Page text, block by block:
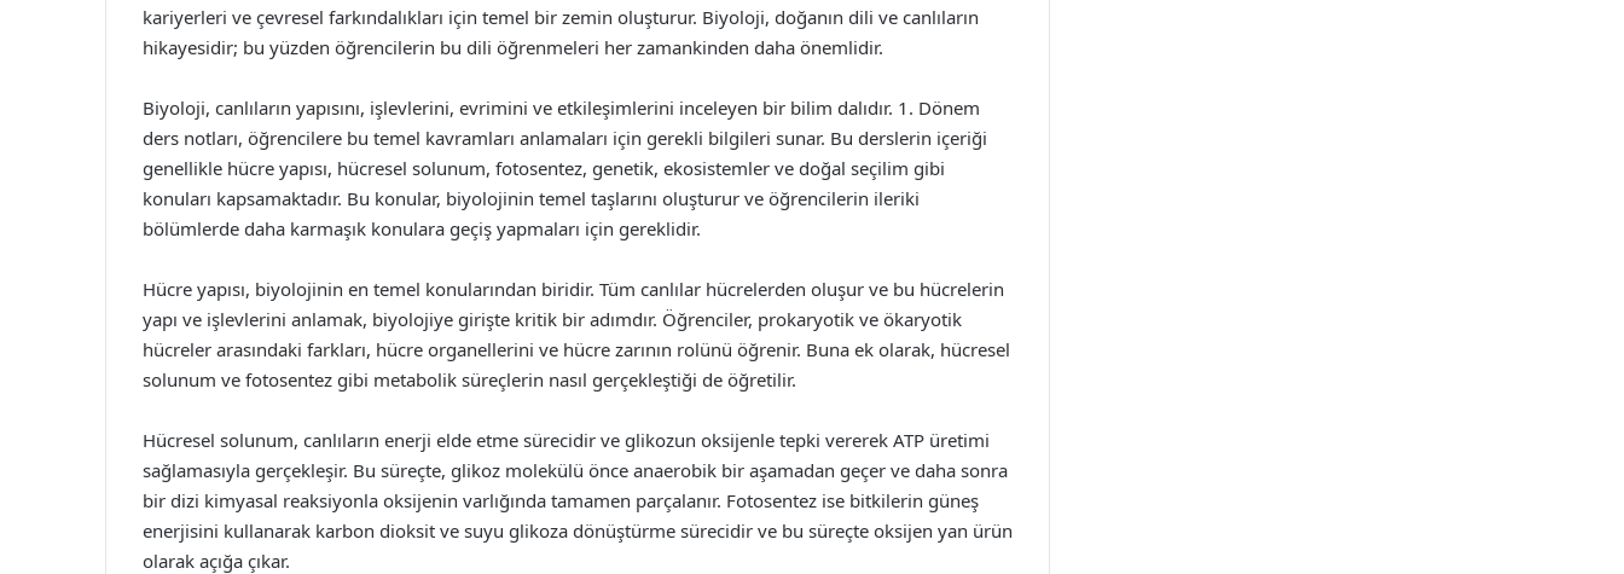
kariyerleri ve çevresel farkındalıkları için temel bir zemin oluşturur. Biyoloji, doğanın dili ve canlıların
hikayesidir; bu yüzden öğrencilerin bu dili öğrenmeleri her zamankinden daha önemlidir.
Biyoloji, canlıların yapısını, işlevlerini, evrimini ve etkileşimlerini inceleyen bir bilim dalıdır. 1. Dönem
ders notları, öğrencilere bu temel kavramları anlamaları için gerekli bilgileri sunar. Bu derslerin içeriği
genellikle hücre yapısı, hücresel solunum, fotosentez, genetik, ekosistemler ve doğal seçilim gibi
konuları kapsamaktadır. Bu konular, biyolojinin temel taşlarını oluşturur ve öğrencilerin ileriki
bölümlerde daha karmaşık konulara geçiş yapmaları için gereklidir.
Hücre yapısı, biyolojinin en temel konularından biridir. Tüm canlılar hücrelerden oluşur ve bu hücrelerin
yapı ve işlevlerini anlamak, biyolojiye girişte kritik bir adımdır. Öğrenciler, prokaryotik ve ökaryotik
hücreler arasındaki farkları, hücre organellerini ve hücre zarının rolünü öğrenir. Buna ek olarak, hücresel
solunum ve fotosentez gibi metabolik süreçlerin nasıl gerçekleştiği de öğretilir.
Hücresel solunum, canlıların enerji elde etme sürecidir ve glikozun oksijenle tepki vererek ATP üretimi
sağlamasıyla gerçekleşir. Bu süreçte, glikoz molekülü önce anaerobik bir aşamadan geçer ve daha sonra
bir dizi kimyasal reaksiyonla oksijenin varlığında tamamen parçalanır. Fotosentez ise bitkilerin güneş
enerjisini kullanarak karbon dioksit ve suyu glikoza dönüştürme sürecidir ve bu süreçte oksijen yan ürün
olarak açığa çıkar.